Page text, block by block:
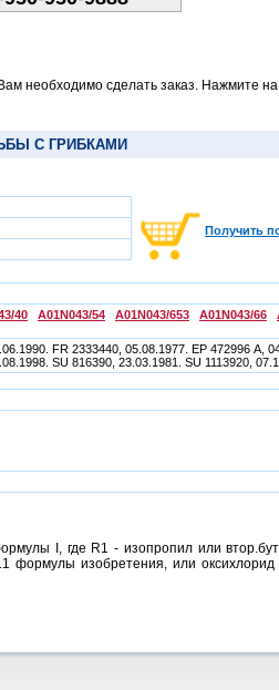
необходимо сделать заказ. Нажмите
С ГРИБКАМИ
Получить
40 A01N043/54 A01N043/653 A01N043/66
FR 2333440, 05.08.1977. ЕР 472996 А,
SU 816390, 23.03.1981. SU 1113920,
I, где R1 - изопропил или
формулы изобретения, или